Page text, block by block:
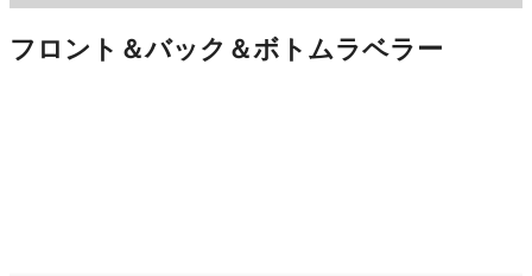
フロント＆バック＆ボトムラベラー